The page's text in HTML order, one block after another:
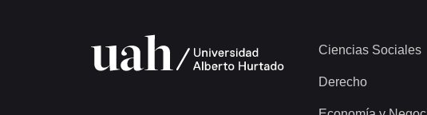
Ciencias Sociales
Derecho